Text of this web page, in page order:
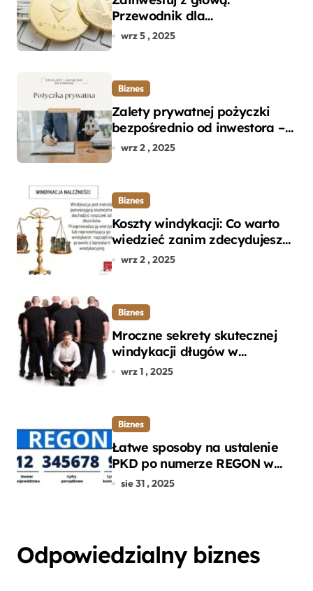
Przewodnik dla
początkujących w zakupie
wrz 5 , 2025
Biznes
Zalety prywatnej pożyczki
bezpośrednio od inwestora –
dlaczego warto?
wrz 2 , 2025
Biznes
Koszty windykacji: Co warto
wiedzieć zanim zdecydujesz
się na odzyskanie długu?
wrz 2 , 2025
Biznes
Mroczne sekrety skutecznej
windykacji długów w
departamencie windykacji
wrz 1 , 2025
Biznes
Łatwe sposoby na ustalenie
PKD po numerze REGON w
kilku prostych krokach
sie 31 , 2025
Odpowiedzialny biznes